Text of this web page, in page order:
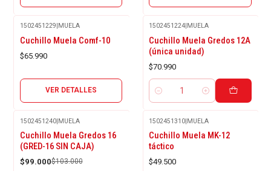
1502451229|MUELA
Cuchillo Muela Comf-10
$65.990
VER DETALLES
1502451224|MUELA
Cuchillo Muela Gredos 12A
(única unidad)
$70.990
Cantidad
-4%
OFF
1502451240|MUELA
Cuchillo Muela Gredos 16
(GRED-16 SIN CAJA)
$99.000$103.000
1502451310|MUELA
Cuchillo Muela MK-12
táctico
$49.500